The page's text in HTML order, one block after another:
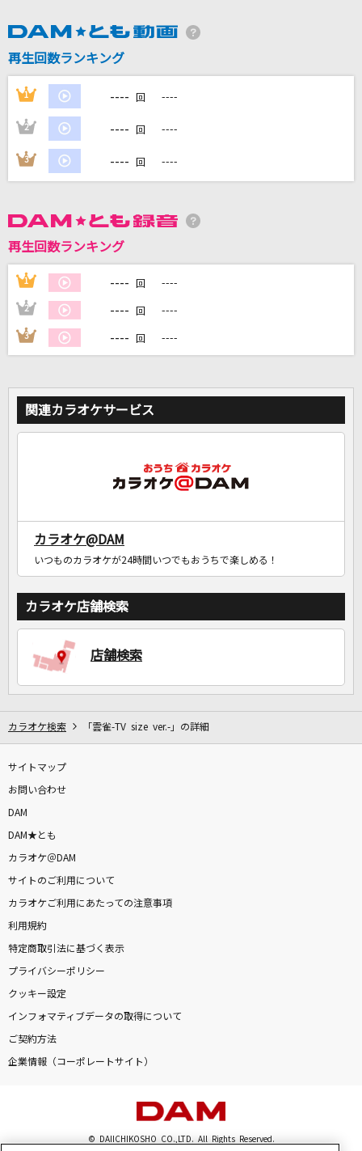
カラオケをもっと楽しもう！
自宅でカラオケ歌い放題！
家族や友達と一緒に！練習にも！
再生回数ランキング
1 ---- 回 ----
2 ---- 回 ----
3 ---- 回 ----
再生回数ランキング
1 ---- 回 ----
2 ---- 回 ----
3 ---- 回 ----
関連カラオケサービス
カラオケ@DAM
いつものカラオケが24時間いつでもおうちで楽しめる！
カラオケ店舗検索
店舗検索
カラオケ検索 「雲雀-TV size ver.-」の詳細
サイトマップ
お問い合わせ
DAM
DAM★とも
カラオケ＠DAM
サイトのご利用について
カラオケご利用にあたっての注意事項
利用規約
特定商取引法に基づく表示
プライバシーポリシー
クッキー設定
インフォマティブデータの取得について
ご契約方法
企業情報（コーポレートサイト）
© DAIICHIKOSHO CO.,LTD. All Rights Reserved.